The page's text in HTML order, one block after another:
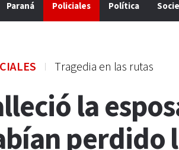
Paraná Policiales Política
Tragedia en las rutas
la
perdido